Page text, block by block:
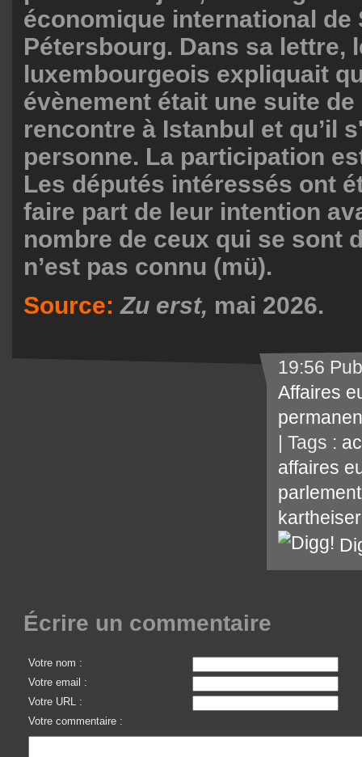
économique international de
Pétersbourg. Dans sa lettre,
luxembourgeois expliquait
évènement était une suite
rencontre à Istanbul et qu’il
personne. La participation
Les députés intéressés ont
faire part de leur intention
nombre de ceux qui se sont
n’est pas connu (mü).
Source:Zu erst, mai 2026.
19:56
Affaires
| Tags :
affaires
kartheiser
Écrire un commentaire
Votre nom :
Votre email :
Votre URL :
Votre commentaire :